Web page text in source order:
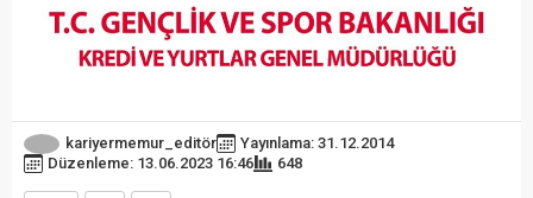
kariyermemur_editör
Yayınlama: 31.12.2014
Düzenleme: 13.06.2023 16:46
648